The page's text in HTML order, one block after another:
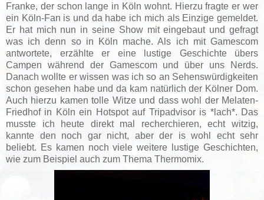
Franke, der schon lange in Köln wohnt. Hierzu fragte er wer
ein Köln-Fan is und da habe ich mich als Einzige gemeldet.
Er hat mich nun in seine Show mit eingebaut und gefragt
was ich denn so in Köln mache. Als ich mit Gamescom
antwortete, erzählte er eine lustige Geschichte übers
Campen während der Gamescom und über uns Nerds.
Danach wollte er wissen was ich so an Sehenswürdigkeiten
schon gesehen habe und da kam natürlich der Kölner Dom.
Auch hierzu kamen tolle Witze und dass wohl der Melaten-
Friedhof in Köln ein Hotspot auf Tripadvisor is *lach*. Das
musste ich heute direkt mal recherchieren, echt witzig,
kannte den noch gar nicht, aber der is wohl echt sehr
beliebt. Es kamen noch viele weitere lustige Geschichten,
wie zum Beispiel auch zum Thema Thermomix.